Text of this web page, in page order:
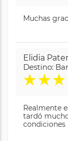
Muchas
Elidia
Destino:
★★★
Realmente
tardó
condiciones